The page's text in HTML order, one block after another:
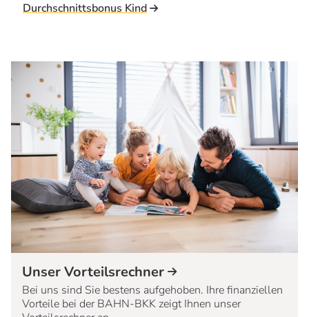
Durchschnittsbonus Kind
Unser Vorteilsrechner
Bei uns sind Sie bestens aufgehoben. Ihre finanziellen
Vorteile bei der BAHN-BKK zeigt Ihnen unser